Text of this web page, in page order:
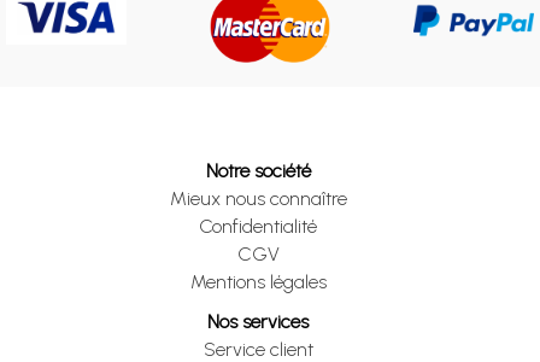
Notre société
Mieux nous connaître
Confidentialité
CGV
Mentions légales
Nos services
Service client